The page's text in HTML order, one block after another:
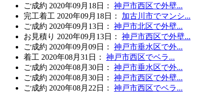
ご成約 2020年09月18日 ：
神戸市西区で外壁...
完工着工 2020年09月18日 ：
加古川市でマンシ...
ご成約 2020年09月13日 ：
神戸市北区で外壁...
お見積り 2020年09月13日 ：
神戸市西区で外壁...
ご成約 2020年09月09日 ：
神戸市垂水区で外...
着工 2020年08月31日 ：
神戸市西区でベラ...
ご成約 2020年08月30日 ：
神戸市垂水区で外...
ご成約 2020年08月30日 ：
神戸市西区で外壁...
ご成約 2020年08月22日 ：
神戸市西区でベラ...